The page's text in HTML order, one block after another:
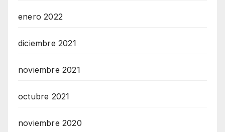
enero 2022
diciembre 2021
noviembre 2021
octubre 2021
noviembre 2020